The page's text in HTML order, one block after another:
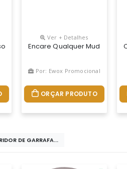
1200 X 900 MmSilkscreen, Adulto:
Ver + Detalhes
Encare Qualquer Mudança
Por: Ewox Promocional
ORÇAR PRODUTO
DE GARRAFA...